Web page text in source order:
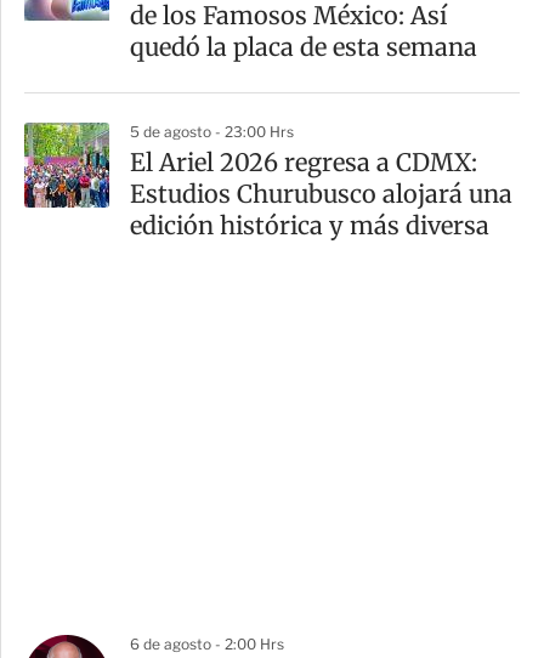
de los Famosos México: Así
quedó la placa de esta semana
5 de agosto - 23:00 Hrs
El Ariel 2026 regresa a CDMX:
Estudios Churubusco alojará una
edición histórica y más diversa
6 de agosto - 2:00 Hrs